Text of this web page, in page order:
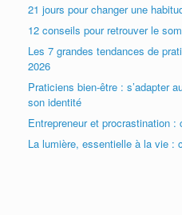
21 jours pour changer une
12 conseils pour retrouver le
Les 7 grandes tendances de
2026
Praticiens bien-être : s’adapter
son identité
Entrepreneur et procrastination
La lumière, essentielle à la vie :